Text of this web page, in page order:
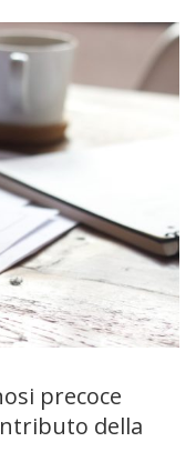
precoce
della